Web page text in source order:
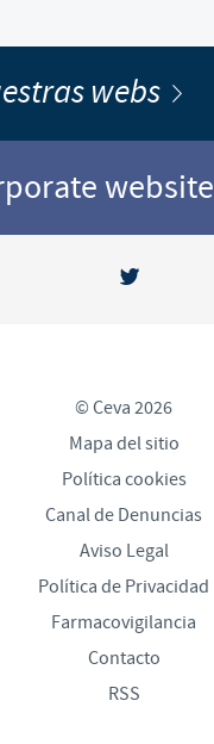
webs
website
© Ceva 2026
Mapa del sitio
Política cookies
Canal de Denuncias
Aviso Legal
Política de Privacidad
Farmacovigilancia
Contacto
RSS